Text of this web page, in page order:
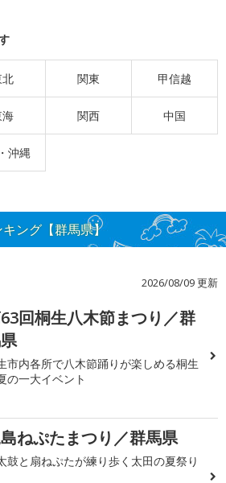
関東 甲信越
関西 中国
沖縄
ング【群馬県】
2026/08/09 更新
回桐生八木節まつり／群
市内各所で八木節踊りが楽しめる桐生
の一大イベント
ねぷたまつり／群馬県
鼓と扇ねぷたが練り歩く太田の夏祭り